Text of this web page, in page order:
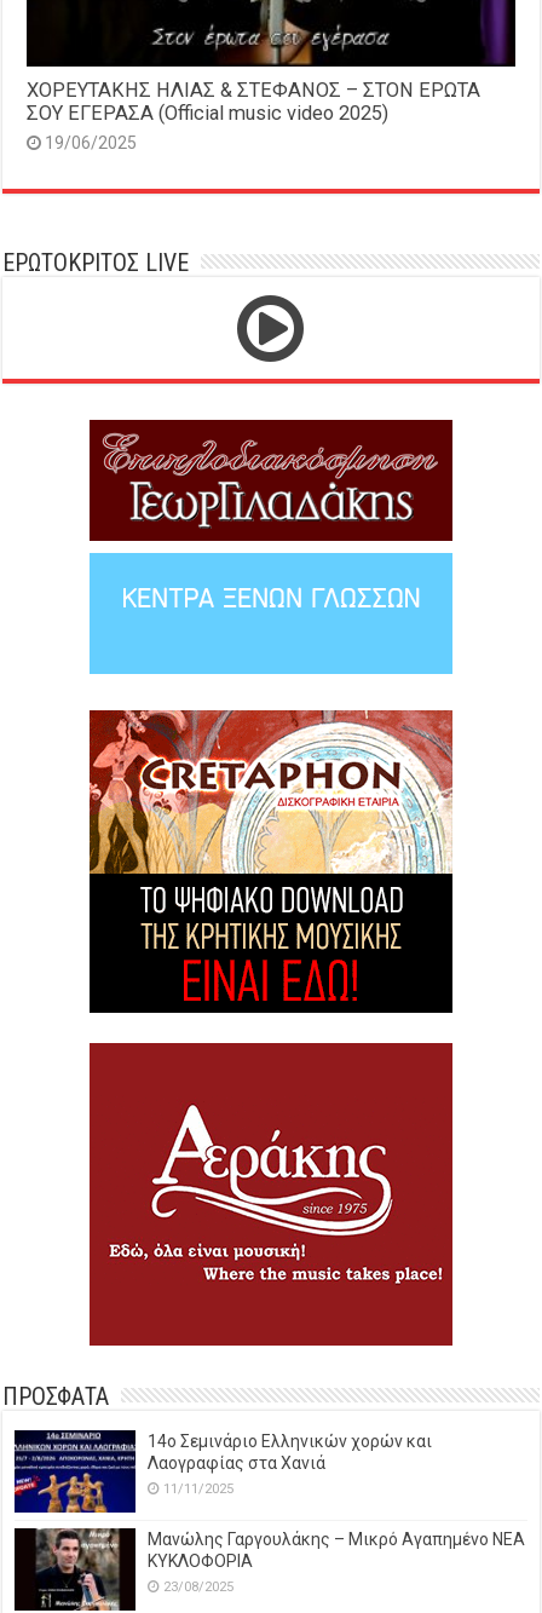
ΧΟΡΕΥΤΑΚΗΣ ΗΛΙΑΣ & ΣΤΕΦΑΝΟΣ – ΣΤΟΝ ΕΡΩΤΑ
ΣΟΥ ΕΓΕΡΑΣΑ (Official music video 2025)
19/06/2025
ΕΡΩΤΟΚΡΙΤΟΣ LIVE
ΠΡΟΣΦΑΤΑ
14o Σεμινάριο Ελληνικών χορών και
Λαογραφίας στα Χανιά
11/11/2025
Μανώλης Γαργουλάκης – Μικρό Αγαπημένο NEΑ
ΚΥΚΛΟΦΟΡΙΑ
23/08/2025